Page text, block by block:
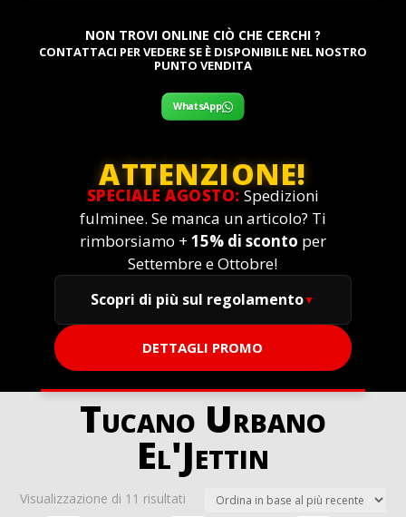
NON TROVI ONLINE CIÒ CHE CERCHI ?
CONTATTACI PER VEDERE SE È DISPONIBILE NEL NOSTRO
PUNTO VENDITA
WhatsApp
ATTENZIONE!
SPECIALE AGOSTO: Spedizioni
fulminee. Se manca un articolo? Ti
rimborsiamo + 15% di sconto per
Settembre e Ottobre!
Scopri di più sul regolamento
DETTAGLI PROMO
Tucano Urbano
El'Jettin
Visualizzazione di 11 risultati Ordina